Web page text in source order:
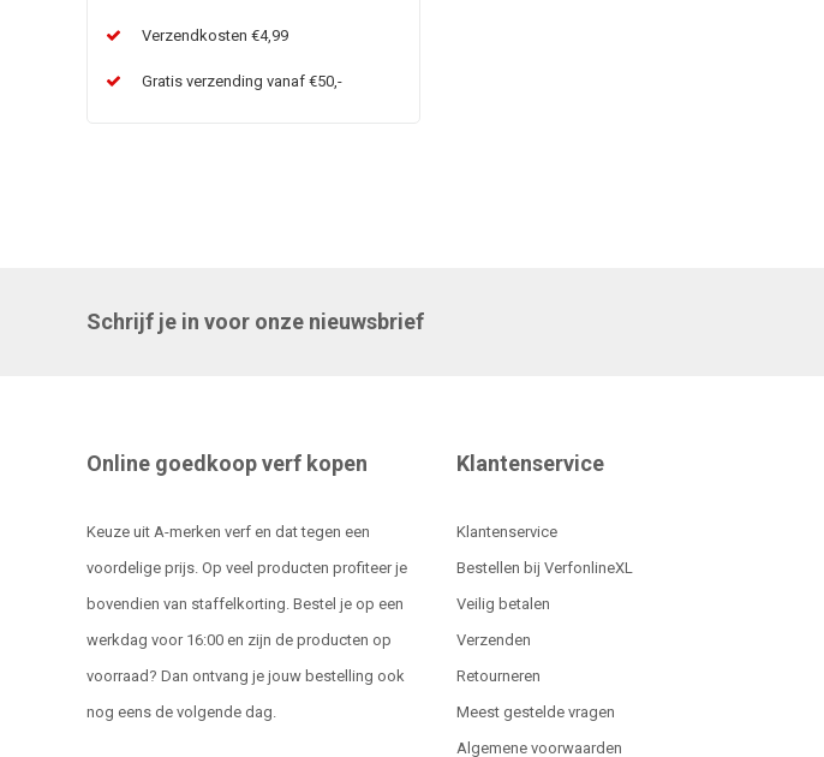
Verzendkosten €4,99
Gratis verzending vanaf €50,-
Schrijf je in voor onze nieuwsbrief
Online goedkoop verf kopen
Keuze uit A-merken verf en dat tegen een
voordelige prijs. Op veel producten profiteer je
bovendien van staffelkorting. Bestel je op een
werkdag voor 16:00 en zijn de producten op
voorraad? Dan ontvang je jouw bestelling ook
nog eens de volgende dag.
Klantenservice
Klantenservice
Bestellen bij VerfonlineXL
Veilig betalen
Verzenden
Retourneren
Meest gestelde vragen
Algemene voorwaarden